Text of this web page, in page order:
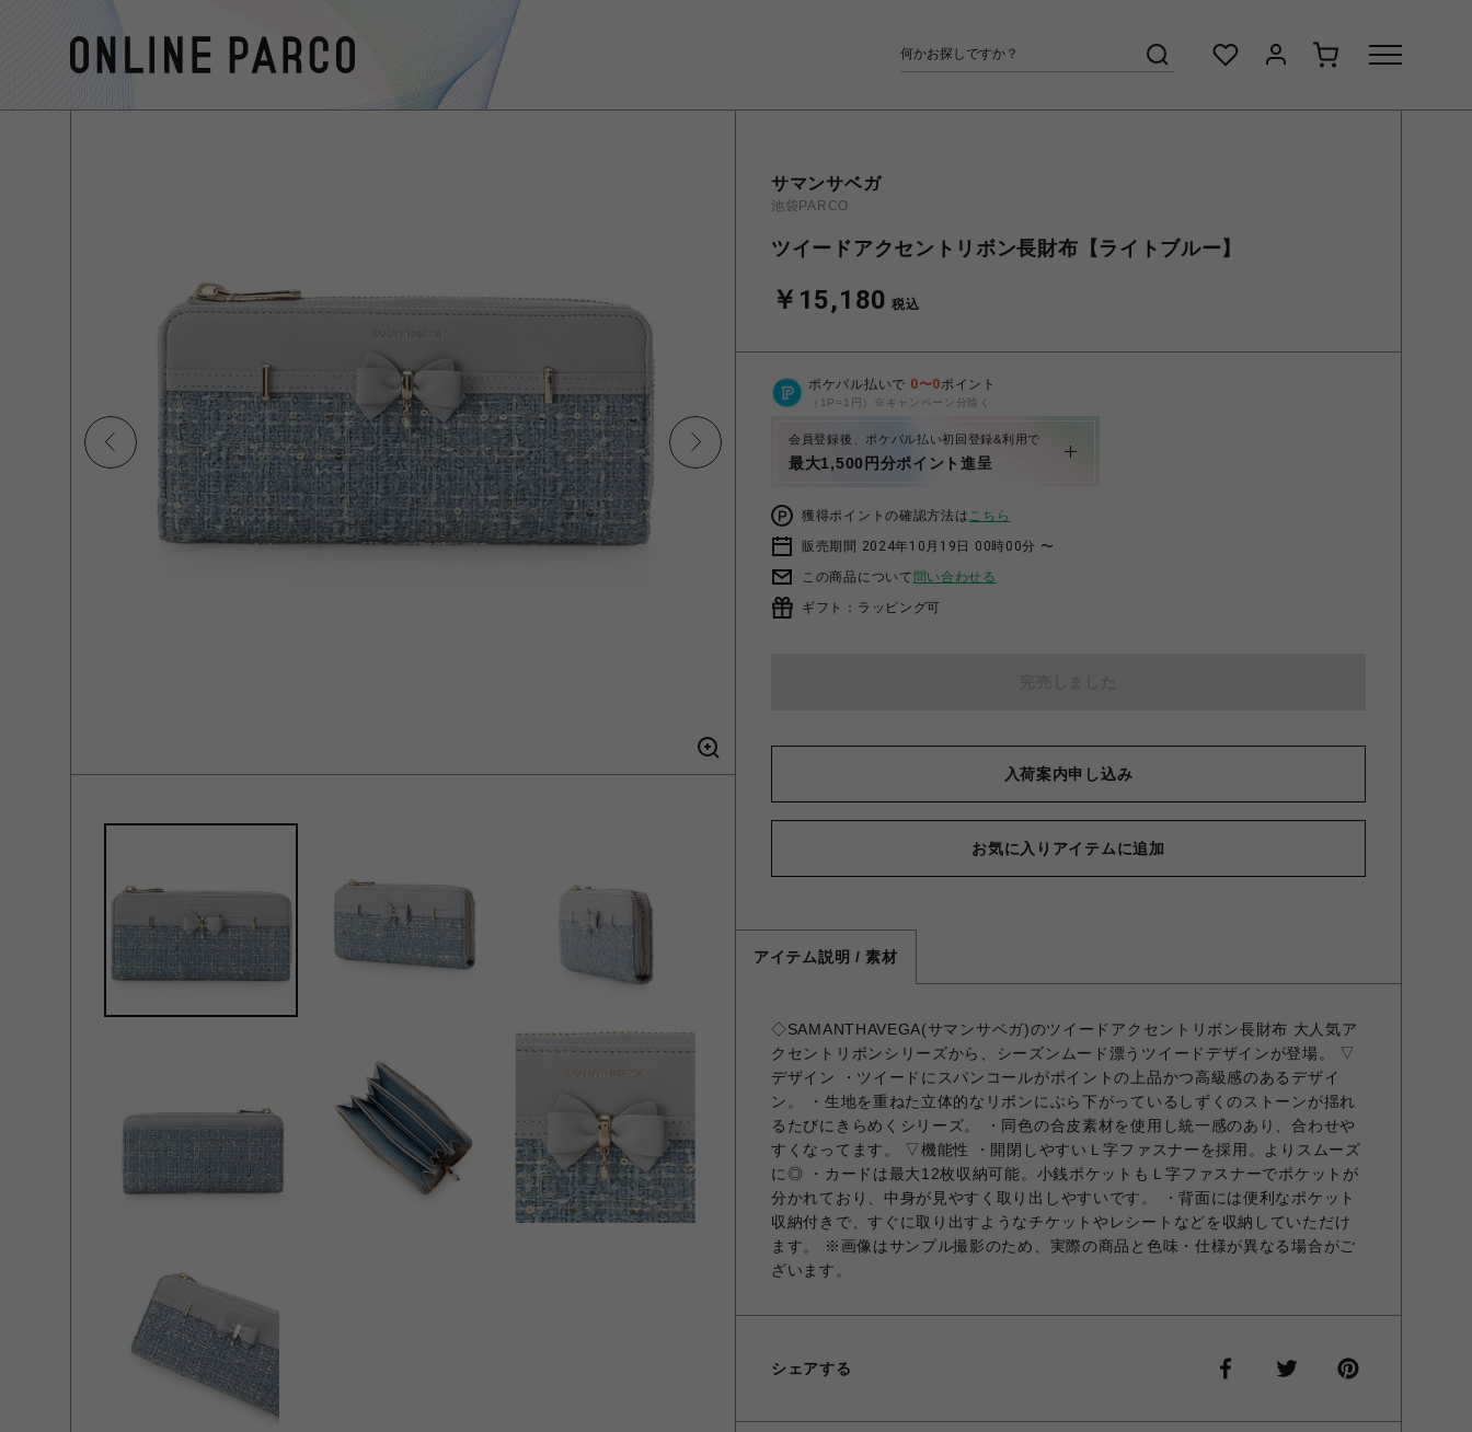
サマンサベガ
池袋PARCO
ツイードアクセントリボン長財布【ライトブルー】
￥15,180 税込
ポケパル払いで 0〜0ポイント
（1P=1円）※キャンペーン分除く
会員登録後、ポケパル払い初回登録&利用で
最大1,500円分ポイント進呈
獲得ポイントの確認方法はこちら
販売期間 2024年10月19日 00時00分 〜
この商品について 問い合わせる
ギフト：ラッピング可
入荷案内申し込み
お気に入りアイテムに追加
アイテム説明 / 素材
◇SAMANTHAVEGA(サマンサベガ)のツイードアクセントリボン長財布 大人気ア
クセントリボンシリーズから、シーズンムード漂うツイードデザインが登場。 ▽
デザイン ・ツイードにスパンコールがポイントの上品かつ高級感のあるデザイ
ン。 ・生地を重ねた立体的なリボンにぶら下がっているしずくのストーンが揺れ
るたびにきらめくシリーズ。 ・同色の合皮素材を使用し統一感のあり、合わせや
すくなってます。 ▽機能性 ・開閉しやすいＬ字ファスナーを採用。よりスムーズ
に◎ ・カードは最大12枚収納可能。小銭ポケットもＬ字ファスナーでポケットが
分かれており、中身が見やすく取り出しやすいです。 ・背面には便利なポケット
収納付きで、すぐに取り出すようなチケットやレシートなどを収納していただけ
ます。 ※画像はサンプル撮影のため、実際の商品と色味・仕様が異なる場合がご
ざいます。
シェアする